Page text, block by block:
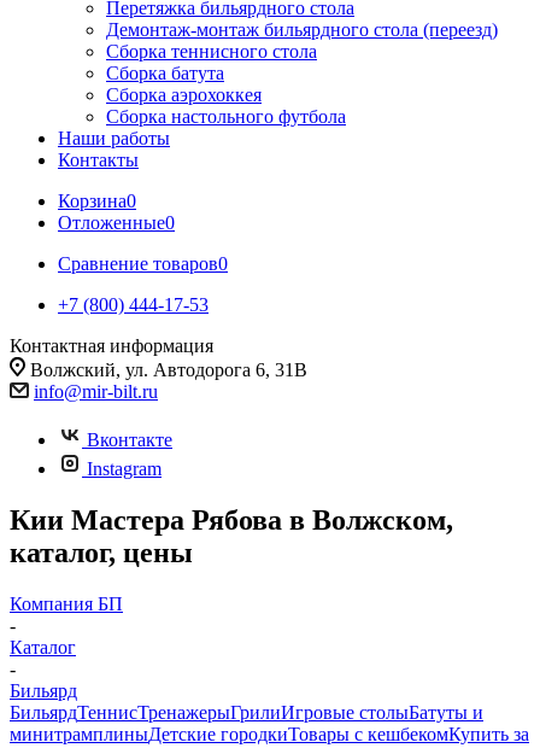
Перетяжка бильярдного стола
Демонтаж-монтаж бильярдного стола (переезд)
Сборка теннисного стола
Сборка батута
Сборка аэрохоккея
Сборка настольного футбола
Наши работы
Контакты
Корзина0
Отложенные0
Сравнение товаров0
+7 (800) 444-17-53
Контактная информация
Волжский, ул. Автодорога 6, 31В
info@mir-bilt.ru
Вконтакте
Instagram
Кии Мастера Рябова в Волжском,
каталог, цены
Компания БП
-
Каталог
-
Бильярд
БильярдТеннисТренажерыГрилиИгровые столыБатуты и
минитрамплиныДетские городкиТовары с кешбекомКупить за